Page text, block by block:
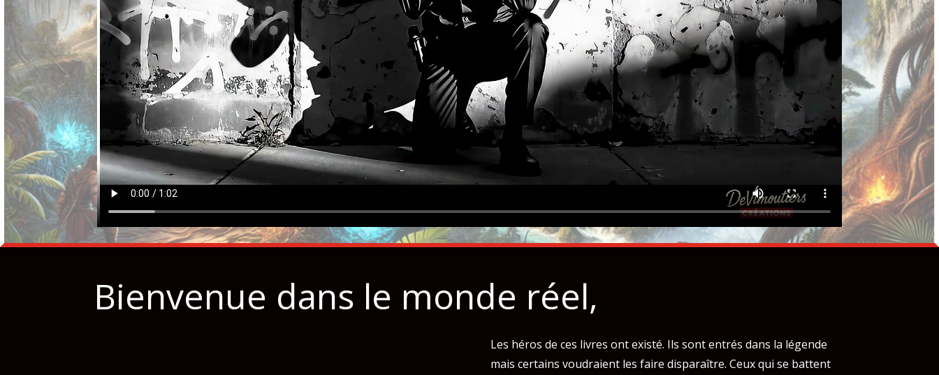
Bienvenue dans le monde réel,
Les héros de ces livres ont existé. Ils sont entrés dans la légende
mais certains voudraient les faire disparaître. Ceux qui se battent